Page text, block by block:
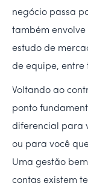
negócio passa
também
estudo de
de equipe, entre
Voltando ao
ponto
diferencial para
ou para você
Uma gestão
contas existem